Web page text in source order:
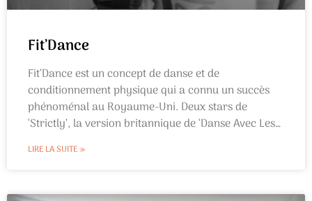
Fit’Dance
Fit’Dance est un concept de danse et de
conditionnement physique qui a connu un succès
phénoménal au Royaume-Uni. Deux stars de
‘Strictly’, la version britannique de ‘Danse Avec Les
Stars’, ont créé cette danse sportive basée sur un
mélange passionnant et inspirant de danse de salon
Changer son
LIRE LA SUITE »